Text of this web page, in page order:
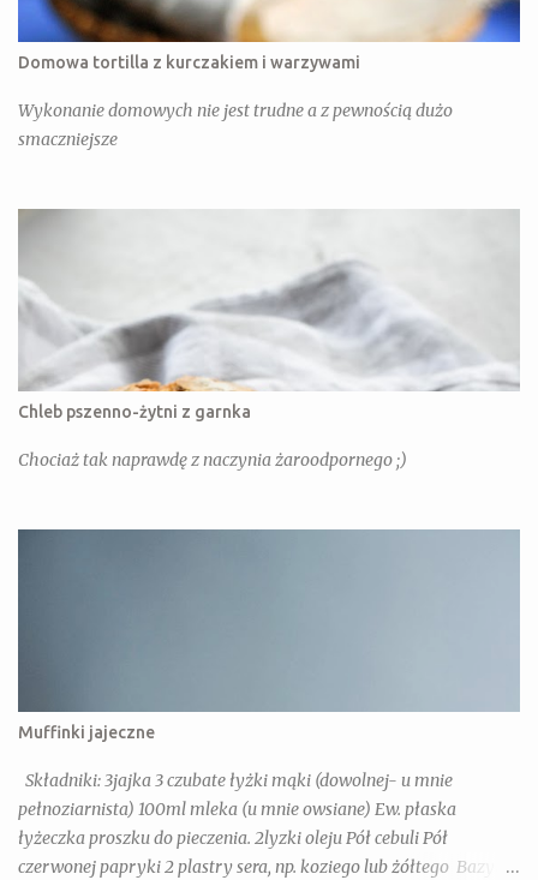
Domowa tortilla z kurczakiem i warzywami
Wykonanie domowych nie jest trudne a z pewnością dużo
smaczniejsze
Chleb pszenno-żytni z garnka
Chociaż tak naprawdę z naczynia żaroodpornego ;)
Muffinki jajeczne
Składniki: 3jajka 3 czubate łyżki mąki (dowolnej- u mnie
pełnoziarnista) 100ml mleka (u mnie owsiane) Ew. płaska
łyżeczka proszku do pieczenia. 2lyzki oleju Pół cebuli Pół
czerwonej papryki 2 plastry sera, np. koziego lub żółtego Bazylia,